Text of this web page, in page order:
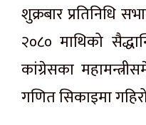
शुक्रबार प्रतिनिधि
२०८० माथिको
कांग्रेसका
गणित सिकाइमा